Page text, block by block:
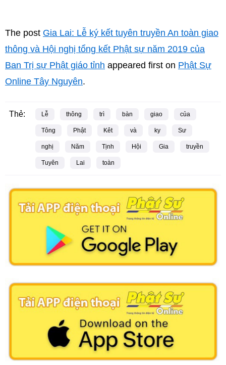
The post Gia Lai: Lễ ký kết tuyên truyền An toàn giao
thông và Hội nghị tổng kết Phật sự năm 2019 của
Ban Trị sự Phật giáo tỉnh appeared first on Phật Sự
Online Tây Nguyên.
Thẻ: Lễ thông trì bàn giao của
Tông Phật Kêt và ky Sư
nghị Năm Tịnh Hội Gia truyền
Tuyên Lai toàn